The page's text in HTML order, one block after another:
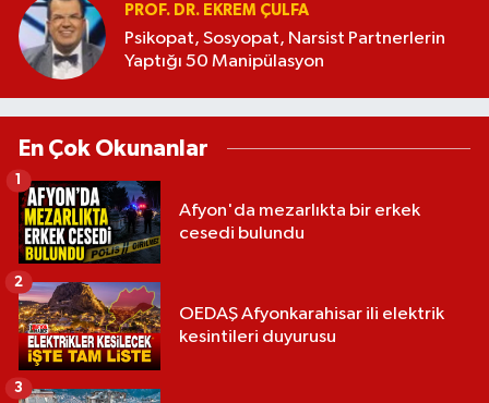
PROF. DR. EKREM ÇULFA
Psikopat, Sosyopat, Narsist Partnerlerin
Yaptığı 50 Manipülasyon
En Çok Okunanlar
Afyon'da mezarlıkta bir erkek
cesedi bulundu
1
OEDAŞ Afyonkarahisar ili elektrik
kesintileri duyurusu
2
3